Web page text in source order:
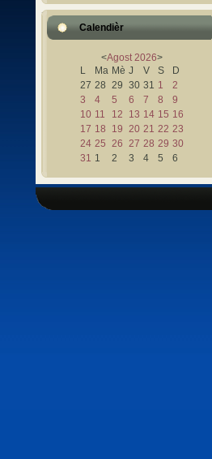
Calendièr
<Agost 2026>
L
Ma Mè J V S
D
27 28 29 30 31 1
2
3
4 5 6 7 8
9
10 11 12 13 14 15 16
17 18 19 20 21 22 23
24 25 26 27 28 29 30
31 1 2 3 4 5 6